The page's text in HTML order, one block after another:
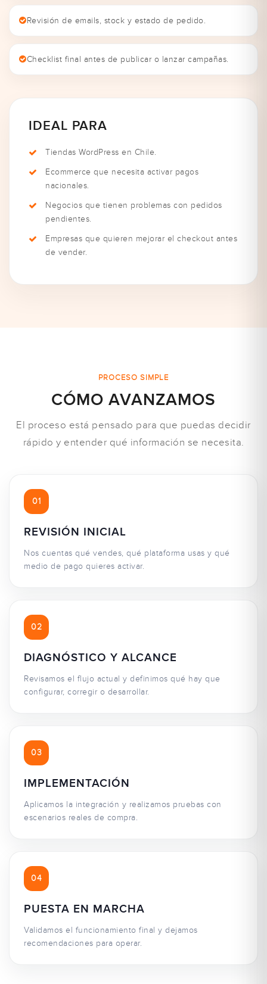
Revisión de emails, stock y estado de pedido.
Checklist final antes de publicar o lanzar campañas.
IDEAL PARA
Tiendas WordPress en Chile.
Ecommerce que necesita activar pagos
nacionales.
Negocios que tienen problemas con pedidos
pendientes.
Empresas que quieren mejorar el checkout antes
de vender.
PROCESO SIMPLE
CÓMO AVANZAMOS
El proceso está pensado para que puedas decidir
rápido y entender qué información se necesita.
01
REVISIÓN INICIAL
Nos cuentas qué vendes, qué plataforma usas y qué
medio de pago quieres activar.
02
DIAGNÓSTICO Y ALCANCE
Revisamos el flujo actual y definimos qué hay que
configurar, corregir o desarrollar.
03
IMPLEMENTACIÓN
Aplicamos la integración y realizamos pruebas con
escenarios reales de compra.
04
PUESTA EN MARCHA
Validamos el funcionamiento final y dejamos
recomendaciones para operar.